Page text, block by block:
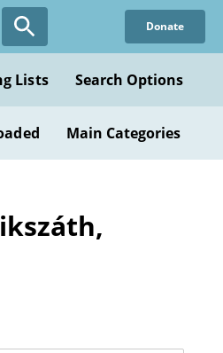
Donate
Lists Search Options
Main Categories